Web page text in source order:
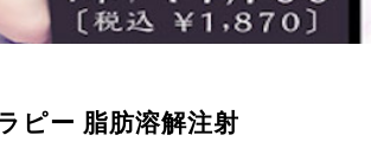
ピー 脂肪溶解注射